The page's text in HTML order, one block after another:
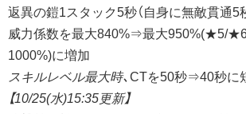
返異の鎧1スタック5秒（自身に無敵貫通5
威力係数を最大840%⇒最大950%(★5/★6
1000%)に増加
スキルレベル最大時、CTを50秒⇒40秒に
【10/25(水)15:35更新】